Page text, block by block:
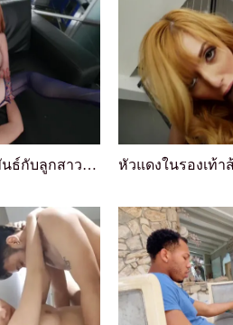
คู่รักที่หลงใหลมีเพศสัมพันธ์กับลูกสาววัย 18 ปีและ...